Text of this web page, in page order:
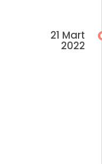
21 Mart
2022